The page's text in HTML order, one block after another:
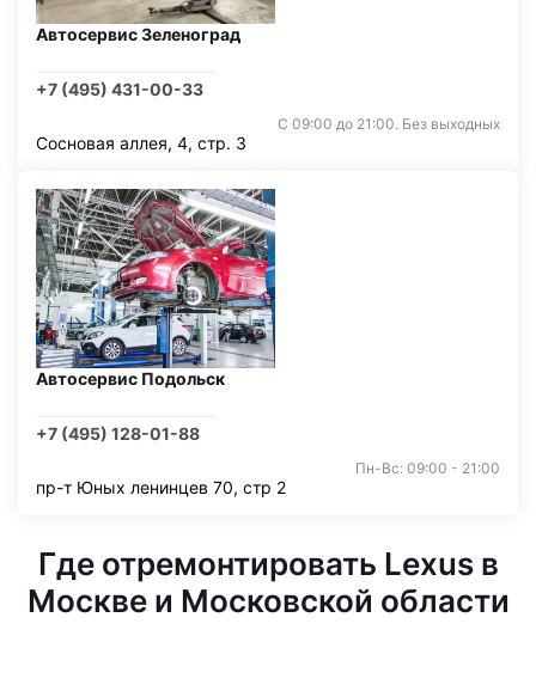
Автосервис Зеленоград
+7 (495) 431-00-33
С 09:00 до 21:00. Без выходных
Сосновая аллея, 4, стр. 3
Автосервис Подольск
+7 (495) 128-01-88
Пн-Вс: 09:00 - 21:00
пр-т Юных ленинцев 70, стр 2
Где отремонтировать Lexus в
Москве и Московской области